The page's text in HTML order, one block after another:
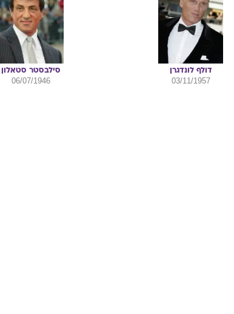
דולף לונדגרן
03/11/1957
סילבסטר סטאלון
06/07/1946